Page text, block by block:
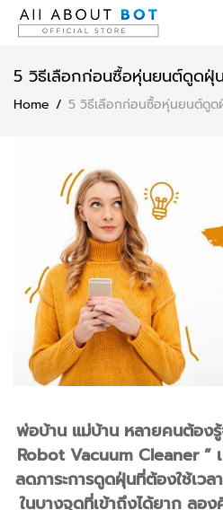
5 วิธีเลือกก่อนซื้อหุ่นยนต์ดูดฝุ่น
Home 5 วิธีเลือกก่อนซื้อหุ่นยนต์ดูดฝุ่
พ่อบ้าน แม่บ้าน หลายคนต้อง
Robot Vacuum Cleaner ”
ลดภาระการดูดฝุ่นที่ต้องใช้เว
ในบางจุดที่เข้าถึงได้ยาก ลอ